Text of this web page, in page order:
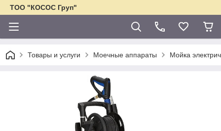
ТОО "КОСОС Груп"
Товары и услуги Моечные аппараты Мойка